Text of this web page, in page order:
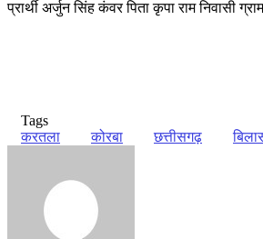
प्रार्थी अर्जुन सिंह कंवर पिता कृपा राम निवासी
Tags
करतला
कोरबा छत्तीसगढ़